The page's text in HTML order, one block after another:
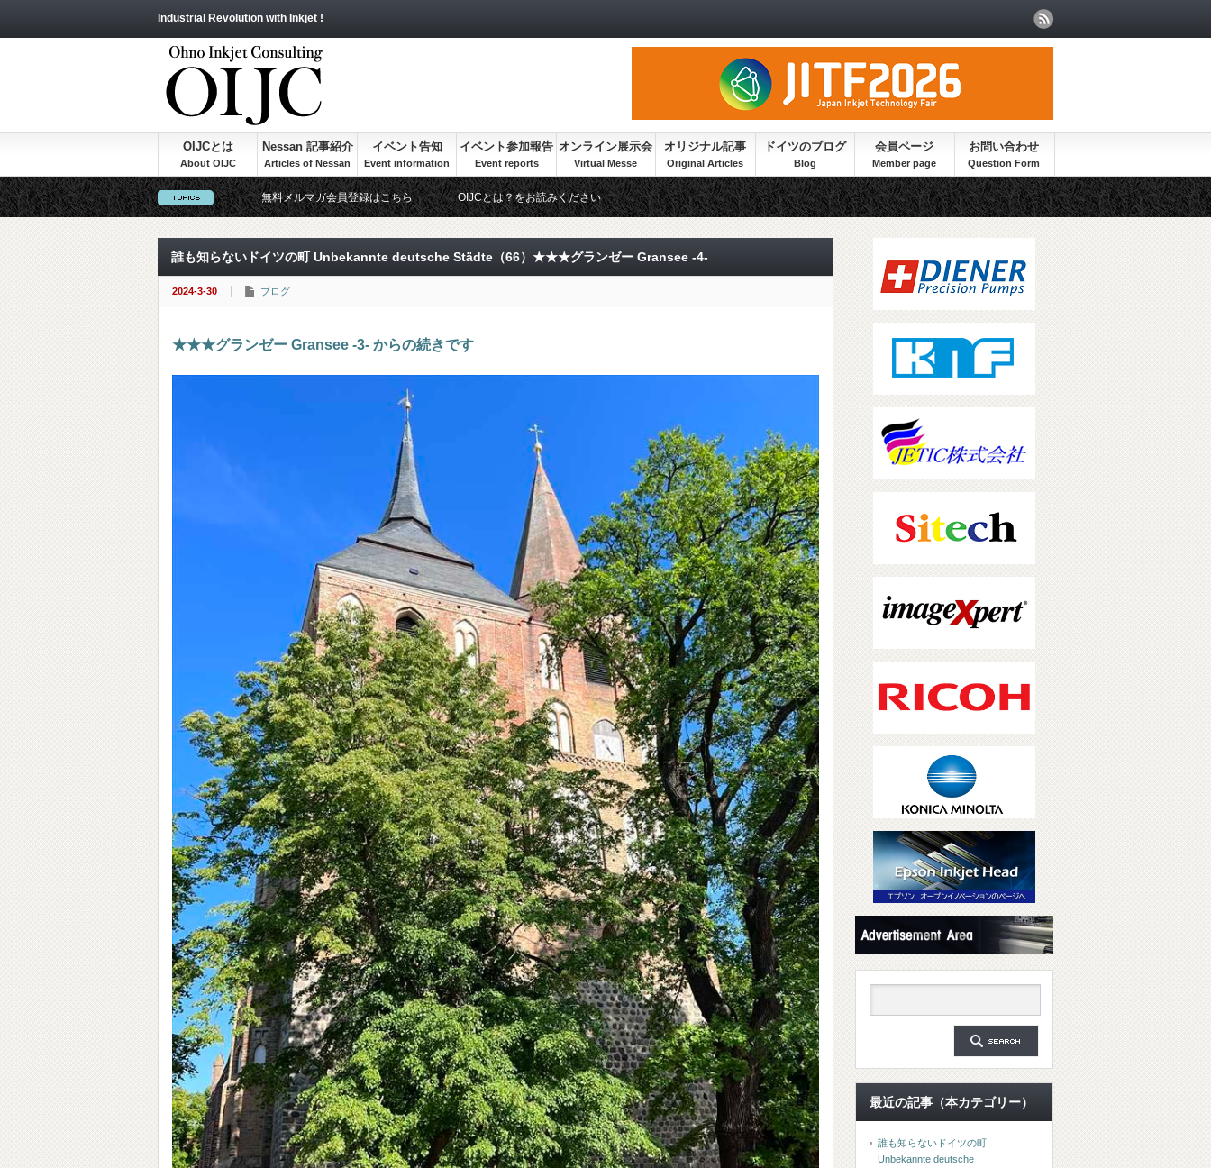
Industrial Revolution with Inkjet !
OIJCとは Nessan 記事紹介 イベント告知 イベント参加報告 オンライン展示会 オリジナル記事 ドイツのブログ 会員ページ お問い合わせ
無料メルマガ会員登録はこちら OIJCとは？をお読みください
誰も知らないドイツの町 Unbekannte deutsche Städte（66）★★★グランゼー Gransee -4-
2024-3-30 ブログ
★★★グランゼー Gransee -3- からの続きです
最近の記事（本カテゴリー）
誰も知らないドイツの町
Unbekannte deutsche